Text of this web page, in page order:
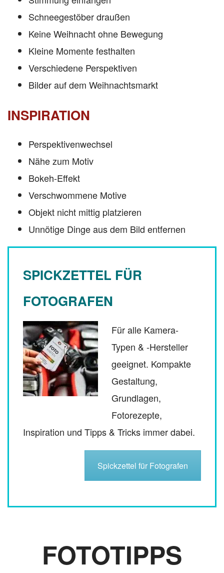
Schneegestöber draußen
Keine Weihnacht ohne Bewegung
Kleine Momente festhalten
Verschiedene Perspektiven
Bilder auf dem Weihnachtsmarkt
INSPIRATION
Perspektivenwechsel
Nähe zum Motiv
Bokeh-Effekt
Verschwommene Motive
Objekt nicht mittig platzieren
Unnötige Dinge aus dem Bild entfernen
SPICKZETTEL FÜR
FOTOGRAFEN
Für alle Kamera-
Typen & -Hersteller
geeignet. Kompakte
Gestaltung,
Grundlagen,
Fotorezepte,
Inspiration und Tipps & Tricks immer dabei.
Spickzettel für Fotografen
FOTOTIPPS